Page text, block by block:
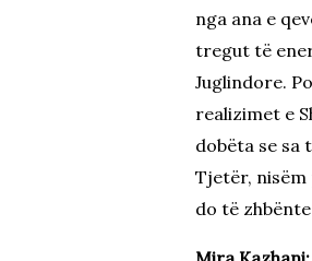
nga ana e
tregut të
Juglindore.
realizimet e
dobëta se sa
Tjetër,
do të